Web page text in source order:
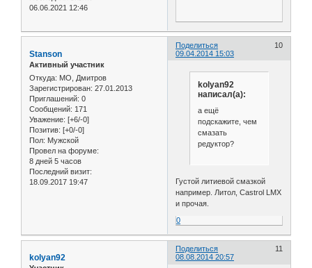
06.06.2021 12:46
Поделиться
10
09.04.2014 15:03
Stanson
Активный участник
Откуда: МО, Дмитров
Зарегистрирован: 27.01.2013
Приглашений: 0
Сообщений: 171
Уважение: [+6/-0]
Позитив: [+0/-0]
Пол: Мужской
Провел на форуме:
8 дней 5 часов
Последний визит:
18.09.2017 19:47
kolyan92
написал(а):
а ещё
подскажите, чем
смазать
редуктор?
Густой литиевой смазкой
например. Литол, Castrol LMX
и прочая.
0
Поделиться
11
08.08.2014 20:57
kolyan92